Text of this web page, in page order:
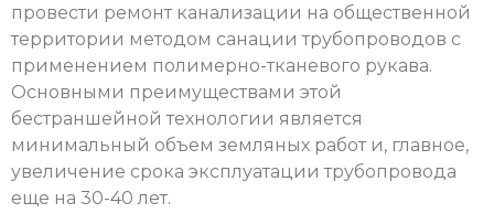
провести ремонт канализации на общественной
территории методом санации трубопроводов с
применением полимерно-тканевого рукава.
Основными преимуществами этой
бестраншейной технологии является
минимальный объем земляных работ и, главное,
увеличение срока эксплуатации трубопровода
еще на 30-40 лет.